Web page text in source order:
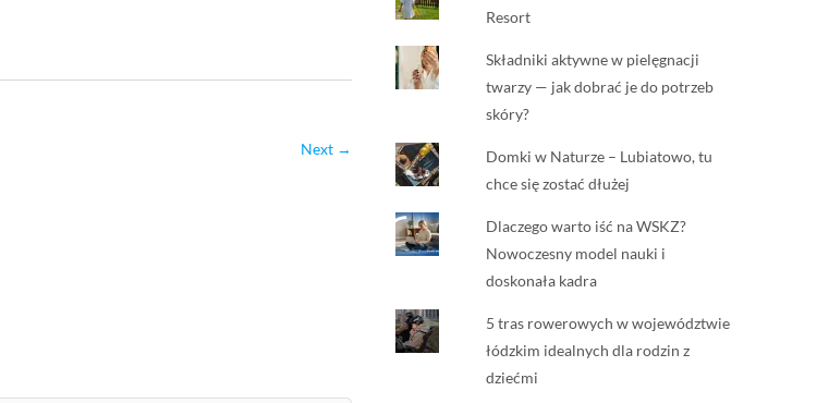
Next →
Resort
Składniki aktywne w pielęgnacji
twarzy — jak dobrać je do potrzeb
skóry?
Domki w Naturze – Lubiatowo, tu
chce się zostać dłużej
Dlaczego warto iść na WSKZ?
Nowoczesny model nauki i
doskonała kadra
5 tras rowerowych w województwie
łódzkim idealnych dla rodzin z
dziećmi